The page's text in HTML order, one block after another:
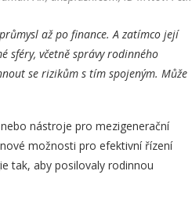
až po finance. A zatímco její
sféry, včetně správy rodinného
se rizikům s tím spojeným. Může
nástroje pro mezigenerační
možnosti pro efektivní řízení
tak, aby posilovaly rodinnou